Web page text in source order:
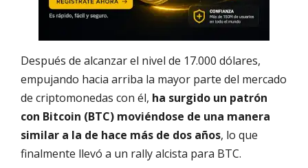
Después de alcanzar el nivel de 17.000 dólares,
empujando hacia arriba la mayor parte del mercado
de criptomonedas con él, ha surgido un patrón
con Bitcoin (BTC) moviéndose de una manera
similar a la de hace más de dos años, lo que
finalmente llevó a un rally alcista para BTC.